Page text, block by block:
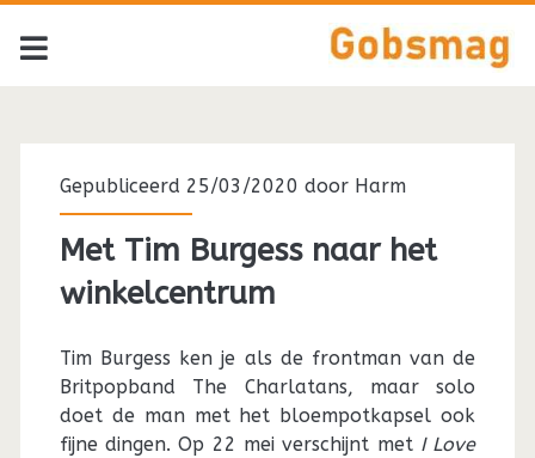
Gepubliceerd 25/03/2020 door Harm
Met Tim Burgess naar het
winkelcentrum
Tim Burgess ken je als de frontman van de
Britpopband The Charlatans, maar solo
doet de man met het bloempotkapsel ook
fijne dingen. Op 22 mei verschijnt met I Love